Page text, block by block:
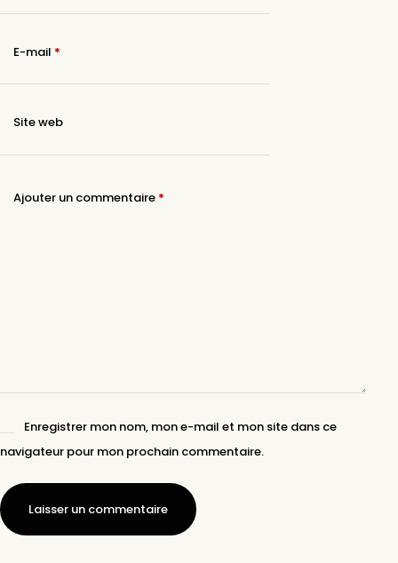
E-mail *
Site web
Ajouter un commentaire *
Enregistrer mon nom, mon e-mail et mon site dans ce
navigateur pour mon prochain commentaire.
Laisser un commentaire